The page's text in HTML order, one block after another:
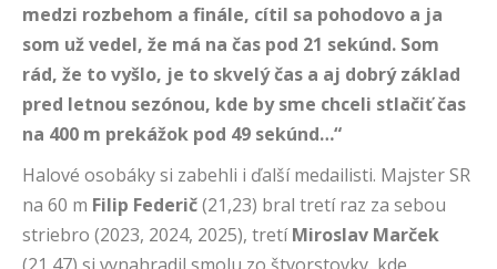
medzi rozbehom a finále, cítil sa pohodovo a ja
som už vedel, že má na čas pod 21 sekúnd. Som
rád, že to vyšlo, je to skvelý čas a aj dobrý základ
pred letnou sezónou, kde by sme chceli stlačiť čas
na 400 m prekážok pod 49 sekúnd…“
Halové osobáky si zabehli i ďalší medailisti. Majster SR
na 60 m Filip Federič(21,23) bral tretí raz za sebou
striebro (2023, 2024, 2025), tretíMiroslav Marček